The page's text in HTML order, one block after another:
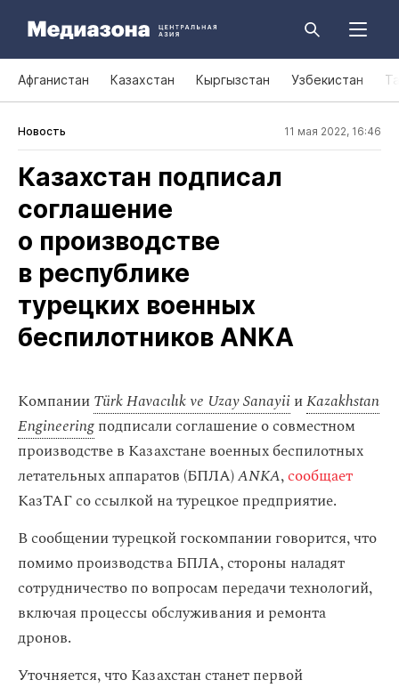
Афганистан Казахстан Кыргызстан Узбекистан
Новость 11 мая 2022, 16:46
Казахстан подписал
соглашение
о производстве
в республике
турецких военных
беспилотников ANKA
КомпанииTürk Havacılık ve Uzay SanayiiиKazakhstan
Engineeringподписали соглашение о совместном
производстве в Казахстане военных беспилотных
летательных аппаратов (БПЛА)ANKA,сообщает
КазТАГ со ссылкой на турецкое предприятие.
В сообщении турецкой госкомпании говорится, что
помимо производства БПЛА, стороны наладят
сотрудничество по вопросам передачи технологий,
включая процессы обслуживания и ремонта
дронов.
Уточняется, что Казахстан станет первой